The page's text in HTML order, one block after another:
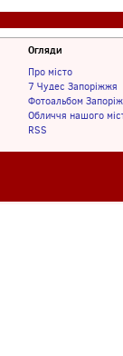
Огляди
Про місто
7 Чудес Запоріжжя
Фотоальбом
Обличчя нашого
RSS